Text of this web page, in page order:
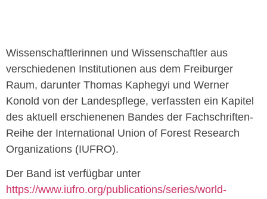
Wissenschaftlerinnen und Wissenschaftler aus
verschiedenen Institutionen aus dem Freiburger
Raum, darunter Thomas Kaphegyi und Werner
Konold von der Landespflege, verfassten ein Kapitel
des aktuell erschienenen Bandes der Fachschriften-
Reihe der International Union of Forest Research
Organizations (IUFRO).
Der Band ist verfügbar unter
https://www.iufro.org/publications/series/world-